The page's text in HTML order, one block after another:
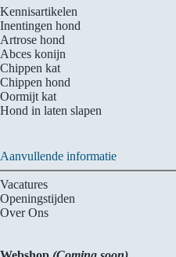
Kennisartikelen
Inentingen hond
Artrose hond
Abces konijn
Chippen kat
Chippen hond
Oormijt kat
Hond in laten slapen
Aanvullende informatie
Vacatures
Openingstijden
Over Ons